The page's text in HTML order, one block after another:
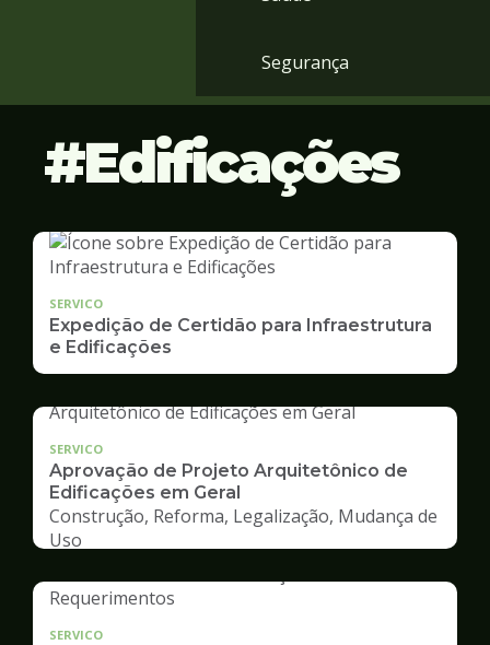
Segurança
Edificações
SERVICO
Expedição de Certidão para Infraestrutura
e Edificações
SERVICO
Aprovação de Projeto Arquitetônico de
Edificações em Geral
Construção, Reforma, Legalização, Mudança de
Uso
SERVICO